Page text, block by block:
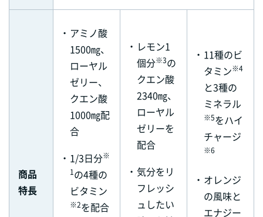
商品
特長
・ アミノ酸
1500㎎、
ローヤル
ゼリー、
クエン酸
1000㎎配
合
・ 1/3日分※
1の4種の
ビタミン
※2を配合
・ レモン1
個分※3の
クエン酸
2340㎎、
ローヤル
ゼリーを
配合
・ 気分をリ
フレッシ
ュしたい
・ 11種のビ
タミン※4
と3種の
ミネラル
※5をハイ
チャージ
※6
・ オレンジ
の風味と
エナジー